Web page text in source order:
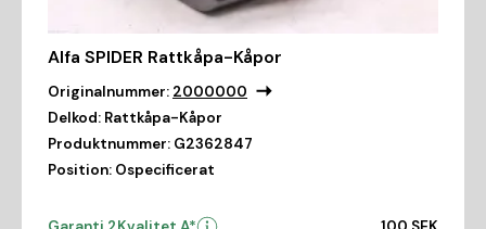
Alfa SPIDER Rattkåpa-Kåpor
Originalnummer: 2000000
Delkod: Rattkåpa-Kåpor
Produktnummer: G2362847
Position: Ospecificerat